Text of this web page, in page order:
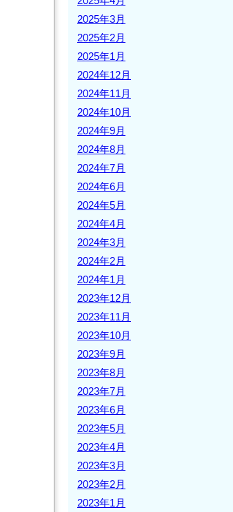
2025年3月
2025年2月
2025年1月
2024年12月
2024年11月
2024年10月
2024年9月
2024年8月
2024年7月
2024年6月
2024年5月
2024年4月
2024年3月
2024年2月
2024年1月
2023年12月
2023年11月
2023年10月
2023年9月
2023年8月
2023年7月
2023年6月
2023年5月
2023年4月
2023年3月
2023年2月
2023年1月